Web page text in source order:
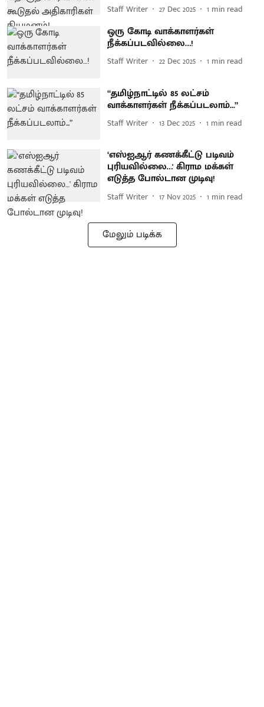
Staff Writer 27 Dec 2025 1 min read
ஒரு கோடி வாக்காளர்கள்
நீக்கப்படவில்லை…!
Staff Writer 22 Dec 2025 1 min read
“தமிழ்நாட்டில் 85 லட்சம்
வாக்காளர்கள் நீக்கப்படலாம்...”
Staff Writer 13 Dec 2025 1 min read
‘எஸ்ஐஆர் கணக்கீட்டு படிவம்
புரியவில்லை…' கிராம மக்கள்
எடுத்த போல்டான முடிவு!
Staff Writer 17 Nov 2025 1 min read
மேலும் படிக்க